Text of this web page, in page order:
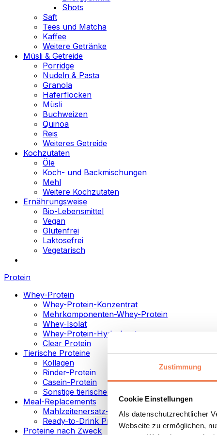
Zustimmung
Cookie Einstellungen
Als datenschutzrechtlicher
Webseite zu ermöglichen,
Shots
Saft
Tees und Matcha
Kaffee
Weitere Getränke
Müsli & Getreide
Porridge
Nudeln & Pasta
Granola
Haferflocken
Müsli
Buchweizen
Quinoa
Reis
Weiteres Getreide
Kochzutaten
Öle
Koch- und Backmischungen
Mehl
Weitere Kochzutaten
Ernährungsweise
Bio-Lebensmittel
Vegan
Glutenfrei
Laktosefrei
Vegetarisch
Protein
Whey-Protein
Whey-Protein-Konzentrat
Mehrkomponenten-Whey-Protein
Whey-Isolat
Whey-Protein-Hydrolysat
Clear Protein
Tierische Proteine
Kollagen
Rinder-Protein
Casein-Protein
Sonstige tierische Proteine
Meal-Replacements
Mahlzeitenersatz-Pulver
Ready-to-Drink Proteingetränke
Proteine nach Zweck